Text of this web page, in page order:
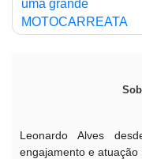
uma grande
MOTOCARREATA
Leonardo Alves
engajamento e atuação